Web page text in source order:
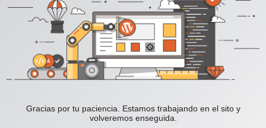
Gracias por tu paciencia. Estamos trabajando en el sito y
volveremos enseguida.